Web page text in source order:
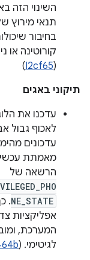
השינוי הזה
בחיבור
קורוטינה או
(
I2cf65
)
תיקוני באגים
עדכנו את
לאכוף גבול
עדכונים
מאמתת
הרשאה של
NE_STATE
.
אפליקציות
המערכת,
לגיטימי. (